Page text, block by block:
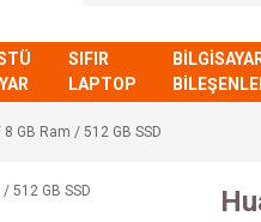
SIFIR
LAPTOP
GB Ram / 512 GB SSD